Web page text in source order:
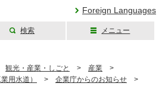
Foreign Languages
検索 メニュー
観光・産業・しごと > 産業 >
用水道）
> 企業庁からのお知らせ >